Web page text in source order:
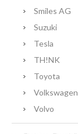
Smiles AG
Suzuki
Tesla
TH!NK
Toyota
Volkswagen
Volvo